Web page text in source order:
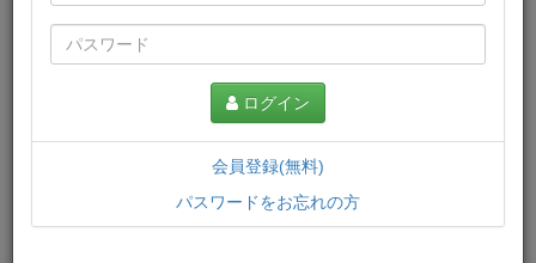
ログイン
会員登録(無料)
パスワードをお忘れの方